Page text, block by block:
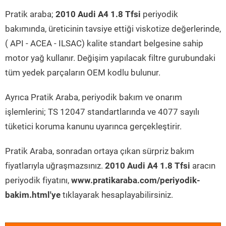
Pratik araba; 2010 Audi A4 1.8 Tfsi periyodik
bakımında, üreticinin tavsiye ettiği viskotize değerlerinde,
( API - ACEA - ILSAC) kalite standart belgesine sahip
motor yağ kullanır. Değişim yapılacak filtre gurubundaki
tüm yedek parçaların OEM kodlu bulunur.
Ayrıca Pratik Araba, periyodik bakım ve onarım
işlemlerini; TS 12047 standartlarında ve 4077 sayılı
tüketici koruma kanunu uyarınca gerçekleştirir.
Pratik Araba, sonradan ortaya çıkan sürpriz bakım
fiyatlarıyla uğraşmazsınız. 2010 Audi A4 1.8 Tfsi aracın
periyodik fiyatını, www.pratikaraba.com/periyodik-
bakim.html'ye tıklayarak hesaplayabilirsiniz.